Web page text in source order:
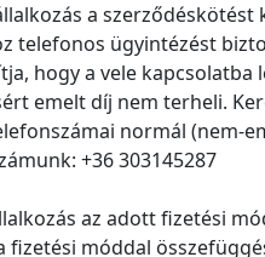
a szerződéskötést
telefonos ügyintézést
hogy a vele kapcsolatba
emelt díj nem terheli.
normál (nem-
+36 303145287
az adott fizetési
fizetési móddal